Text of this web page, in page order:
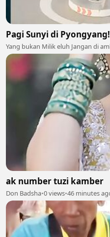
Pagi Sunyi di
Yang bukan Milik eluh Jangan di
ak number tuzi kamber
Don Badsha•0 views•46 minutes